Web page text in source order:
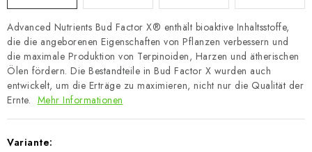
Advanced Nutrients Bud Factor X® enthält bioaktive Inhaltsstoffe,
die die angeborenen Eigenschaften von Pflanzen verbessern und
die maximale Produktion von Terpinoiden, Harzen und ätherischen
Ölen fördern. Die Bestandteile in Bud Factor X wurden auch
entwickelt, um die Erträge zu maximieren, nicht nur die Qualität der
Ernte. Mehr Informationen
Variante: